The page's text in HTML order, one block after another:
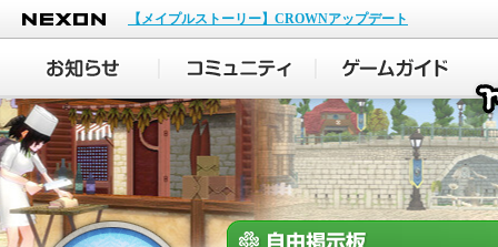
NEXON
【メイプルストーリー】CROWNアップデート